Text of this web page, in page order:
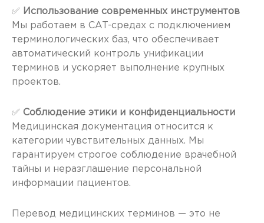
✅ Использование современных инструментов
Мы работаем в CAT-средах с подключением
терминологических баз, что обеспечивает
автоматический контроль унификации
терминов и ускоряет выполнение крупных
проектов.
✅ Соблюдение этики и конфиденциальности
Медицинская документация относится к
категории чувствительных данных. Мы
гарантируем строгое соблюдение врачебной
тайны и неразглашение персональной
информации пациентов.
Перевод медицинских терминов — это не